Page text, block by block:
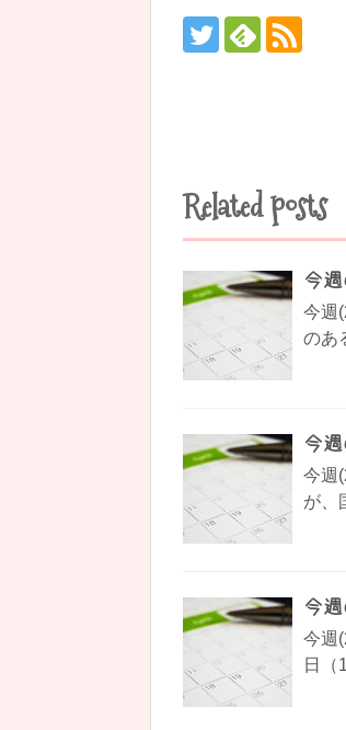
Related posts
今
今週
のあ
今
今週
が、
今
今週
日（